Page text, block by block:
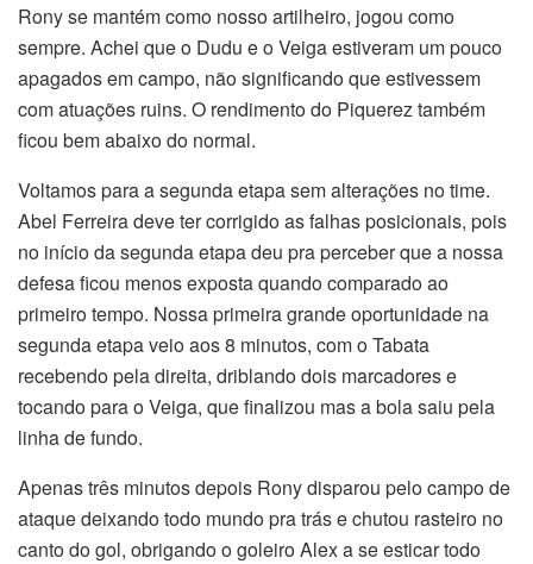
Rony se mantém como nosso artilheiro, jogou como
sempre. Achei que o Dudu e o Veiga estiveram um pouco
apagados em campo, não significando que estivessem
com atuações ruins. O rendimento do Piquerez também
ficou bem abaixo do normal.
Voltamos para a segunda etapa sem alterações no time.
Abel Ferreira deve ter corrigido as falhas posicionais, pois
no início da segunda etapa deu pra perceber que a nossa
defesa ficou menos exposta quando comparado ao
primeiro tempo. Nossa primeira grande oportunidade na
segunda etapa veio aos 8 minutos, com o Tabata
recebendo pela direita, driblando dois marcadores e
tocando para o Veiga, que finalizou mas a bola saiu pela
linha de fundo.
Apenas três minutos depois Rony disparou pelo campo de
ataque deixando todo mundo pra trás e chutou rasteiro no
canto do gol, obrigando o goleiro Alex a se esticar todo